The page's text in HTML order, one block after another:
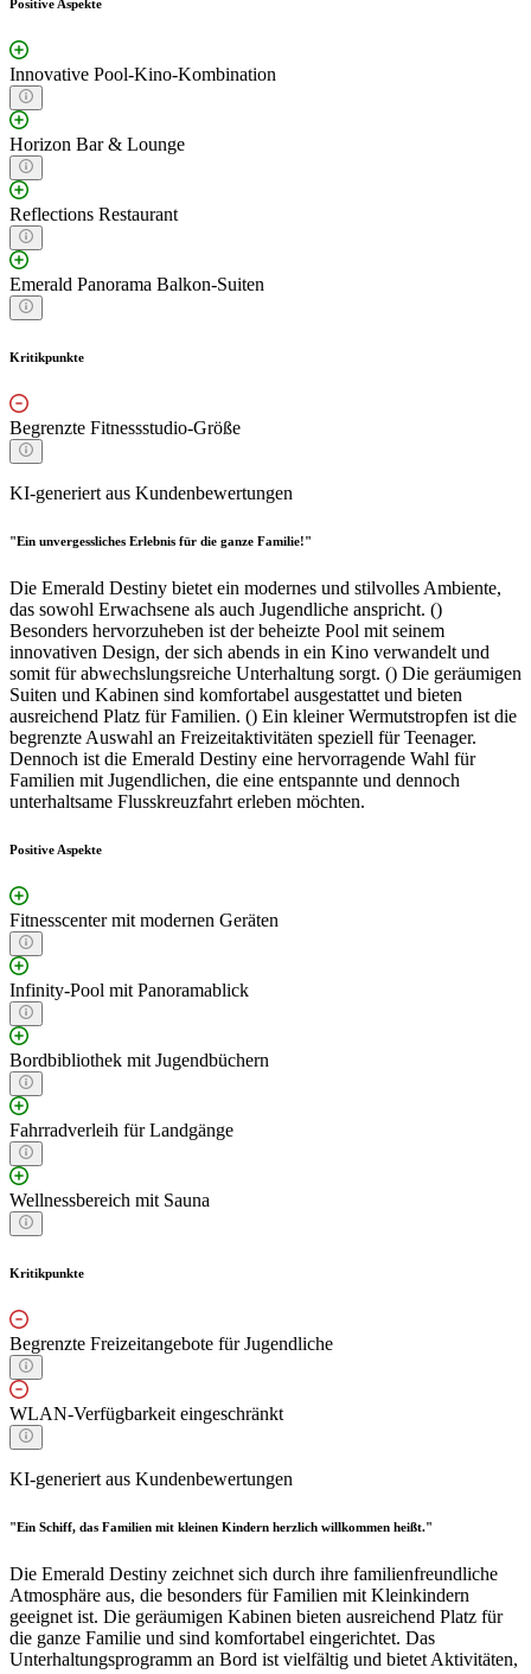
Positive Aspekte
Innovative Pool-Kino-Kombination
Horizon Bar & Lounge
Reflections Restaurant
Emerald Panorama Balkon-Suiten
Kritikpunkte
Begrenzte Fitnessstudio-Größe
KI-generiert aus Kundenbewertungen
"Ein unvergessliches Erlebnis für die ganze Familie!"
Die Emerald Destiny bietet ein modernes und stilvolles Ambiente,
das sowohl Erwachsene als auch Jugendliche anspricht. ()
Besonders hervorzuheben ist der beheizte Pool mit seinem
innovativen Design, der sich abends in ein Kino verwandelt und
somit für abwechslungsreiche Unterhaltung sorgt. () Die geräumigen
Suiten und Kabinen sind komfortabel ausgestattet und bieten
ausreichend Platz für Familien. () Ein kleiner Wermutstropfen ist die
begrenzte Auswahl an Freizeitaktivitäten speziell für Teenager.
Dennoch ist die Emerald Destiny eine hervorragende Wahl für
Familien mit Jugendlichen, die eine entspannte und dennoch
unterhaltsame Flusskreuzfahrt erleben möchten.
Positive Aspekte
Fitnesscenter mit modernen Geräten
Infinity-Pool mit Panoramablick
Bordbibliothek mit Jugendbüchern
Fahrradverleih für Landgänge
Wellnessbereich mit Sauna
Kritikpunkte
Begrenzte Freizeitangebote für Jugendliche
WLAN-Verfügbarkeit eingeschränkt
KI-generiert aus Kundenbewertungen
"Ein Schiff, das Familien mit kleinen Kindern herzlich willkommen heißt."
Die Emerald Destiny zeichnet sich durch ihre familienfreundliche
Atmosphäre aus, die besonders für Familien mit Kleinkindern
geeignet ist. Die geräumigen Kabinen bieten ausreichend Platz für
die ganze Familie und sind komfortabel eingerichtet. Das
Unterhaltungsprogramm an Bord ist vielfältig und bietet Aktivitäten,